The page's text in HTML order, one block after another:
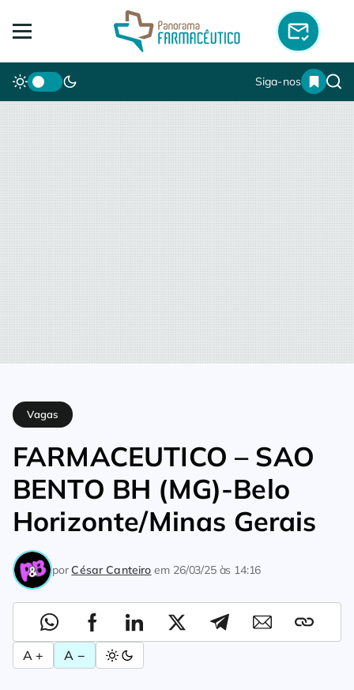
Siga-nos
Home Vagas
Vagas
FARMACEUTICO – SAO
BENTO BH (MG)-Belo
Horizonte/Minas Gerais
porCésar Canteiro em 26/03/25 às 14:16
A + A −